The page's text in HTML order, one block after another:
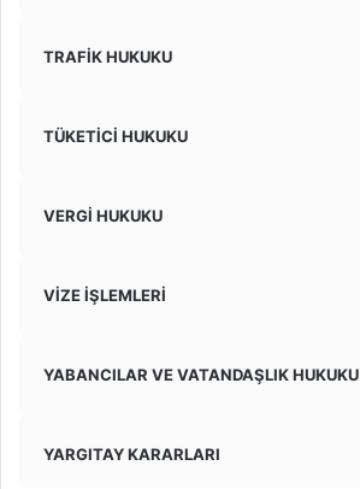
TRAFİK HUKUKU
TÜKETİCİ HUKUKU
VERGİ HUKUKU
VİZE İŞLEMLERİ
YABANCILAR VE VATANDAŞLIK HUKUKU
YARGITAY KARARLARI